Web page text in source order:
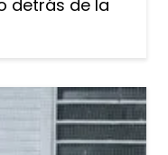
detrás de la